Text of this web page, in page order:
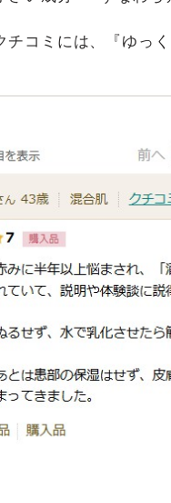
チコミには、『ゆっ